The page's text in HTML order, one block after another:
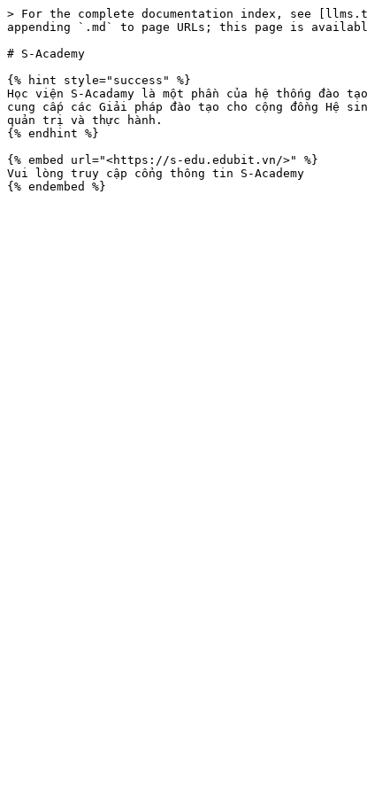
> For the complete documentation index, see
appending `.md` to page URLs; this page is
# S-Academy
{% hint style="success" %}
Học viện S-Acadamy là một phần của hệ thống
cung cấp các Giải pháp đào tạo cho cộng đồng Hệ
quản trị và thực hành.
{% endhint %}
{% embed url="<https://s-edu.edubit.vn/>" %}
Vui lòng truy cập cổng thông tin S-Academy